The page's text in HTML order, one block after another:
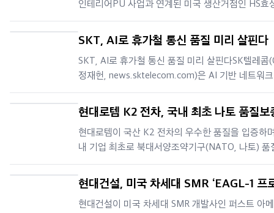
인테리어PU 사업과 연계된 미국 생산거점인 HS효
A(앨라배마주 디케이터 소재)가 자동차용 카페트
판매량 1억㎡(제곱미터)를 달성하며 글로벌 시장에
위상을 다시 한번 증명했다.HS효성USA는 올해 6
기점으로 자동차용 카페트 누적 판매량이 1억㎡를
함에 따라, 이를 기념하기 위한 사
SKT, AI로 휴가철 통신 품질 미리 살핀다
SKT, AI로 휴가철 통신 품질 미리 살핀다SK텔레콤
정재헌, news.sktelecom.com)은 AI 기반 네트워
영·관제 기술을 활용한 '하계 휴가철 특별 소통 대책
수립하고, 7월 20일부터 8월 31일까지 특별 소통
을 마련해 통신 품질을 집중 관리한다고 16일 밝혔
T는 휴가철 이동량 증가로 트래픽 급증이
현대로템 K2 전차, 국내 최초 나토 품질보
‘AQAP-2110’ 인증 획득
현대로템이 국산 K2 전차의 우수한 품질을 입증하
내 기업 최초로 북대서양조약기구(NATO, 나토) 품
증시스템 인증을 획득했다.현대로템 K2 전차, 국내
나토 품질보증 ‘AQAP-2110’ 인증 획득현대로템은
지난 13일 의왕 본사에서 국방기술품질원(기품원)
께 나토 품질보증시스템 인증 수여식을 개최했다고
현대건설, 미국 차세대 SMR ‘EAGL-1 프
트’ 협력 강화
현대건설이 미국 차세대 SMR 개발사인 퍼스트 아